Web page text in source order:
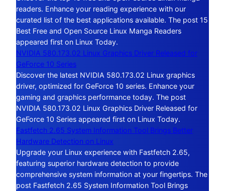
readers. Enhance your reading experience with our
curated list of the best applications available. The post 15
Best Free and Open Source Linux Manga Readers
appeared first on Linux Today.
NVIDIA 580.173.02 Linux Graphics Driver Released for
GeForce 10 Series
Discover the latest NVIDIA 580.173.02 Linux graphics
driver, optimized for GeForce 10 series. Enhance your
gaming and graphics performance today. The post
NVIDIA 580.173.02 Linux Graphics Driver Released for
GeForce 10 Series appeared first on Linux Today.
Fastfetch 2.65 System Information Tool Brings Better
Hardware Detection on Linux
Upgrade your Linux experience with Fastfetch 2.65,
featuring superior hardware detection to provide
comprehensive system information at your fingertips. The
post Fastfetch 2.65 System Information Tool Brings